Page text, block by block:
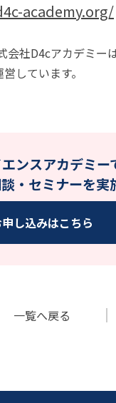
academy.org/
社D4cアカデミー
しています。
ンスアカデミー
・セミナーを実
し込みはこちら
一覧へ戻る